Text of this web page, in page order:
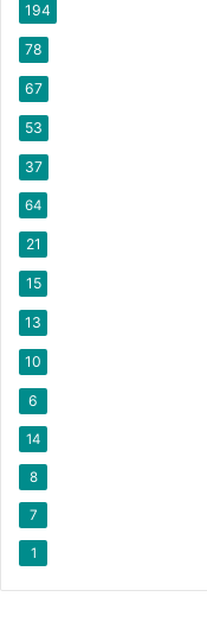
194
78
67
53
37
64
21
15
13
10
6
14
8
7
1